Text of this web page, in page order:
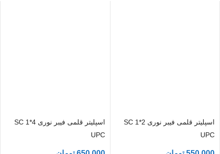
اسپلیتر قلمی فیبر نوری 2*1 SC
UPC
اسپلیتر قلمی فیبر نوری 4*1 SC
UPC